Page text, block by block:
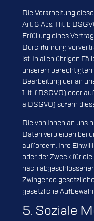
Die Verarbeitung
Art. 6 Abs. 1 lit. b
Erfüllung eines
Durchführung
ist. In allen übrigen
unserem
Bearbeitung der an
1 lit. f DSGVO) oder
a DSGVO) sofern
Die von Ihnen an uns
Daten verbleiben bei
auffordern, Ihre
oder der Zweck für
nach
Zwingende
gesetzliche
5. Soziale